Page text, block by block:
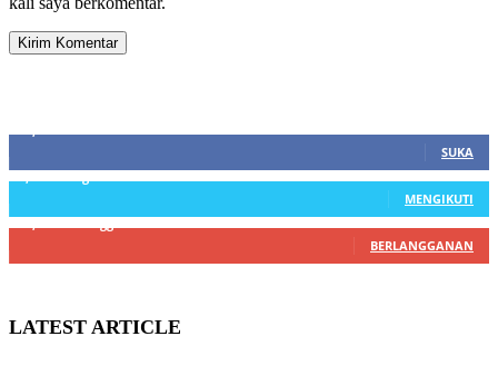
SUKA
MENGIKUTI
BERLANGGANAN
LATEST ARTICLE